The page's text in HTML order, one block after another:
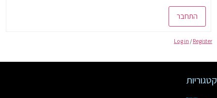
התחבר
Log in / Register
קטגוריות